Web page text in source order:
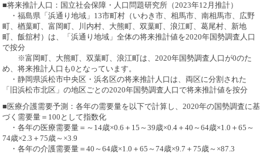
■将来推計人口：国立社会保障・人口問題研究所（2023年12月推計）
・福島県「浜通り地域」13市町村（いわき市、相馬市、南相馬市、広野
町、楢葉町、富岡町、川内村、大熊町、双葉町、浪江町、葛尾村、新地
町、飯舘村）は、「浜通り地域」全体の将来推計値を2020年国勢調査人口
で按分
※富岡町、大熊町、双葉町、浪江町は、2020年国勢調査人口が0のた
め、将来推計人口も0となっています。
・静岡県浜松市中央区・浜名区の将来推計人口は、両区に分割された
「旧浜松市北区」の地区ごとの2020年国勢調査人口で将来推計値を按分
■医療介護需要予測：各年の需要量を以下で計算し、2020年の国勢調査に基
づく需要量＝100として指数化
・各年の医療需要量＝～14歳×0.6＋15～39歳×0.4＋40～64歳×1.0＋65～
74歳×2.3＋75歳～×3.9
・各年の介護需要量＝40～64歳×1.0＋65～74歳×9.7＋75歳～×87.3